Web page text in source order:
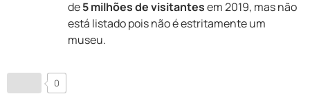
de5 milhões de visitantesem 2019, mas não
está listado pois não é estritamente um
museu.
0